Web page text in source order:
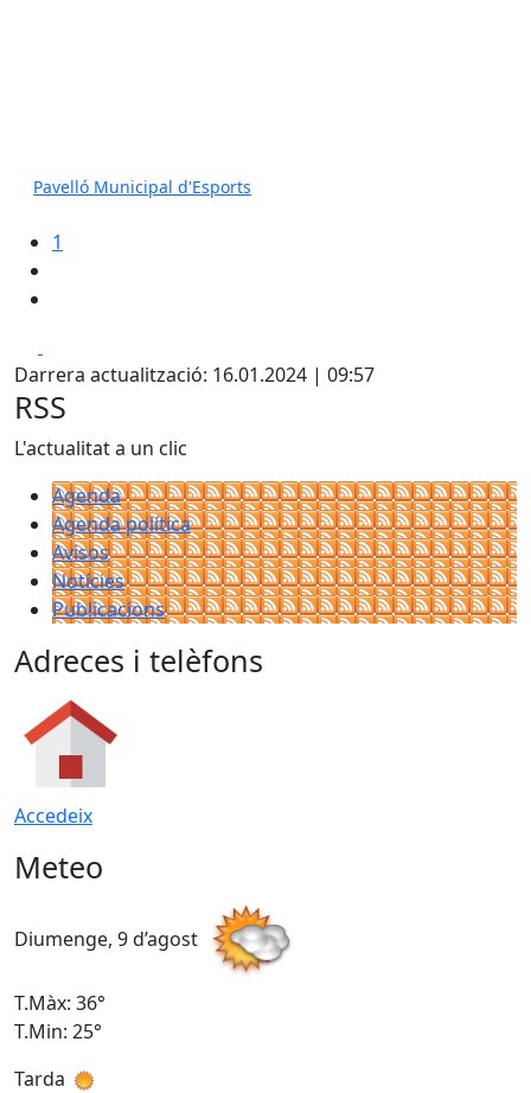
Pavelló Municipal d'Esports
1
Darrera actualització: 16.01.2024 | 09:57
RSS
L'actualitat a un clic
Agenda
Agenda política
Avisos
Notícies
Publicacions
Adreces i telèfons
Accedeix
Meteo
Diumenge, 9 d’agost
T.Màx: 36°
T.Min: 25°
Tarda